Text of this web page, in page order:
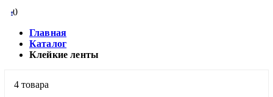
00
Главная
Каталог
Клейкие ленты
4 товара